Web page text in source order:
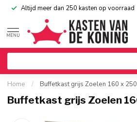
Altijd meer dan 250 kasten op voorraad
MENU
Home / Buffetkast grijs Zoelen 160 x
Buffetkast grijs Zoelen